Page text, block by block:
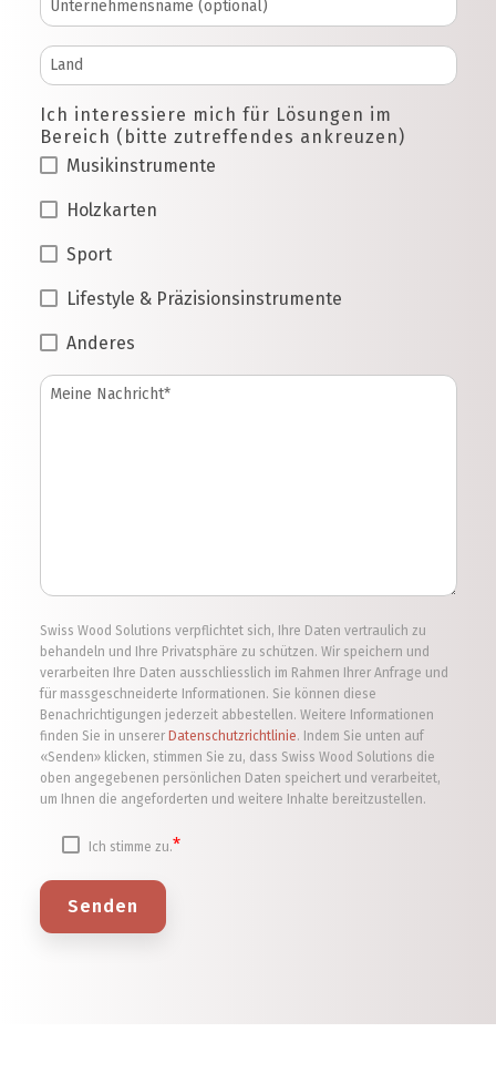
Ich interessiere mich für Lösungen im
Bereich (bitte zutreffendes ankreuzen)
Musikinstrumente
Holzkarten
Sport
Lifestyle & Präzisionsinstrumente
Anderes
Swiss Wood Solutions verpflichtet sich, Ihre Daten vertraulich zu
behandeln und Ihre Privatsphäre zu schützen. Wir speichern und
verarbeiten Ihre Daten ausschliesslich im Rahmen Ihrer Anfrage und
für massgeschneiderte Informationen. Sie können diese
Benachrichtigungen jederzeit abbestellen. Weitere Informationen
finden Sie in unserer Datenschutzrichtlinie. Indem Sie unten auf
«Senden» klicken, stimmen Sie zu, dass Swiss Wood Solutions die
oben angegebenen persönlichen Daten speichert und verarbeitet,
um Ihnen die angeforderten und weitere Inhalte bereitzustellen.
Ich stimme zu.*